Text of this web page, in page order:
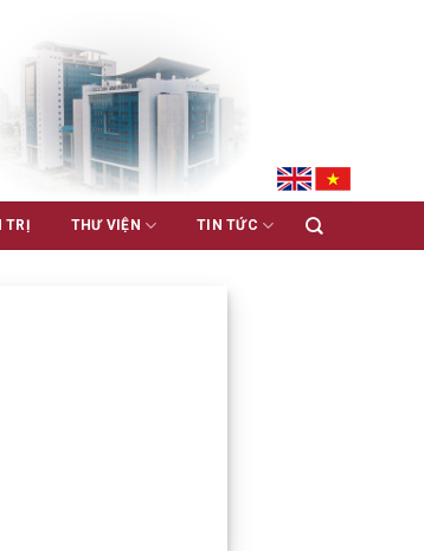
TRỊ THƯ VIỆN TIN TỨC